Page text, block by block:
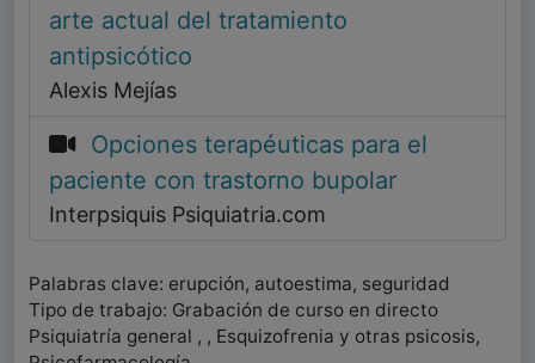
arte actual del tratamiento
antipsicótico
Alexis Mejías
Opciones terapéuticas para el
paciente con trastorno bupolar
Interpsiquis Psiquiatria.com
Palabras clave: erupción, autoestima, seguridad
Tipo de trabajo: Grabación de curso en directo
Psiquiatría general , , Esquizofrenia y otras psicosis,